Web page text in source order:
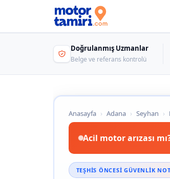
Doğrulanmış Uzmanlar
Belge ve referans kontrolü
Anasayfa › Adana › Seyhan ›
Acil motor arızası
TEŞHIS ÖNCESI GÜVENLIK